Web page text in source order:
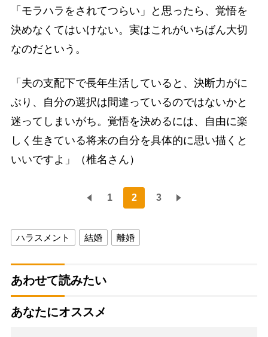
「モラハラをされてつらい」と思ったら、覚悟を
決めなくてはいけない。実はこれがいちばん大切
なのだという。
「夫の支配下で長年生活していると、決断力がに
ぶり、自分の選択は間違っているのではないかと
迷ってしまいがち。覚悟を決めるには、自由に楽
しく生きている将来の自分を具体的に思い描くと
いいですよ」（椎名さん）
1 2 3
ハラスメント 結婚 離婚
あわせて読みたい
あなたにオススメ